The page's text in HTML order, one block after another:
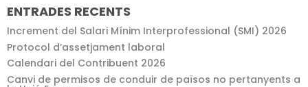
ENTRADES RECENTS
Increment del Salari Mínim Interprofessional (SMI) 2026
Protocol d’assetjament laboral
Calendari del Contribuent 2026
Canvi de permisos de conduir de països no pertanyents a